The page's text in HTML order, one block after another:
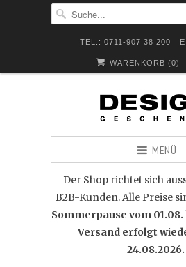
TEL.: 0711-907 38 200
WARENKORB (0)
MENÜ
Der Shop richtet sich
B2B-Kunden. Alle Preise
Sommerpause vom 01.08.
Versand erfolgt
24.08.2026.